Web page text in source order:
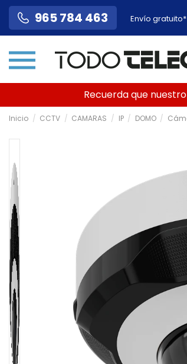
965 784 463 Envío gratuito*
Recuerda que nuestro
Inicio CCTV CAMARAS IP DOMO